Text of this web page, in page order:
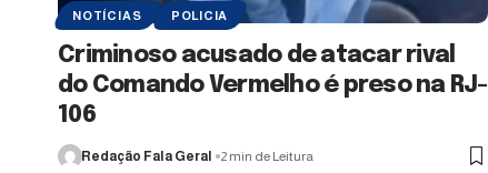
NOTÍCIAS POLICIA
Criminoso acusado de atacar rival
do Comando Vermelho é preso na RJ-
106
Redação Fala Geral 2 min de Leitura